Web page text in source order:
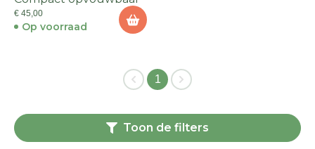
€ 45,00
Op voorraad
1
Toon de filters